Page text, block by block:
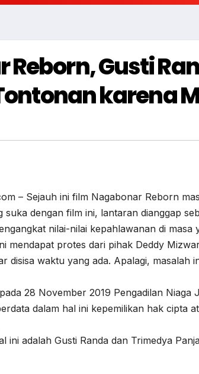
Gusti
karena
– Sejauh ini film Nagabonar Reborn
dengan film ini, lantaran dianggap
nilai-nilai kepahlawanan di masa
mendapat protes dari pihak Deddy
disisa waktu yang ada. Apalagi, masalah
28 November 2019 Pengadilan
dalam hal ini kepemilikan hak cipta
ini adalah Gusti Randa dan Trimedya